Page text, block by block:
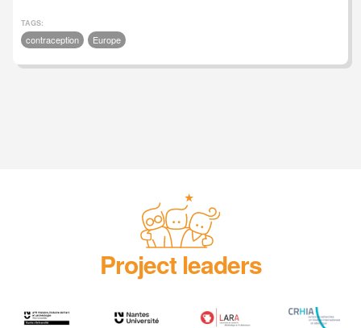
TAGS:
contraception Europe
Project leaders